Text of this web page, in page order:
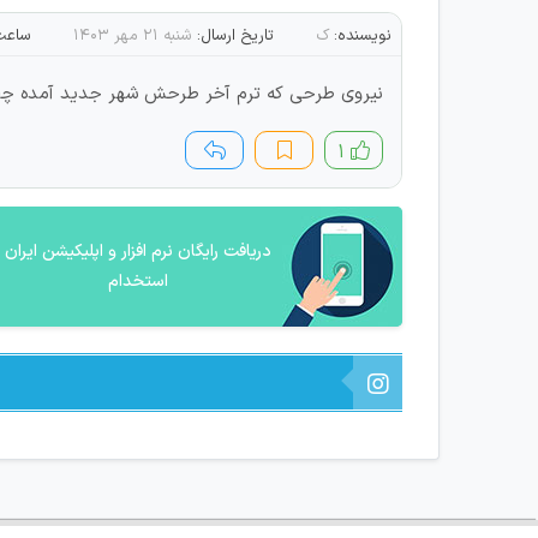
نویسنده: ک تاریخ ارسال: شنبه ۲۱ مهر ۱۴۰۳
نیروی طرحی که ترم آخر طرحش شهر جدید آمده
۱
دریافت رایگان نرم افزار و اپلیکیشن ایران
استخدام